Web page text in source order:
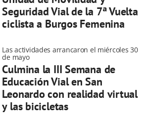
Seguridad Vial de la 7ª Vuelta
ciclista a Burgos Femenina
Las actividades arrancaron el miércoles 30
de mayo
Culmina la III Semana de
Educación Vial en San
Leonardo con realidad virtual
y las bicicletas